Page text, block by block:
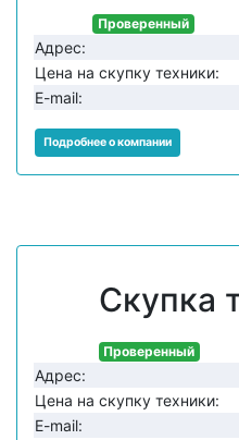
Проверенный
Адрес:
Цена на скупку техники:
E-mail:
Подробнее о компании
Скупка
Проверенный
Адрес:
Цена на скупку техники:
E-mail: